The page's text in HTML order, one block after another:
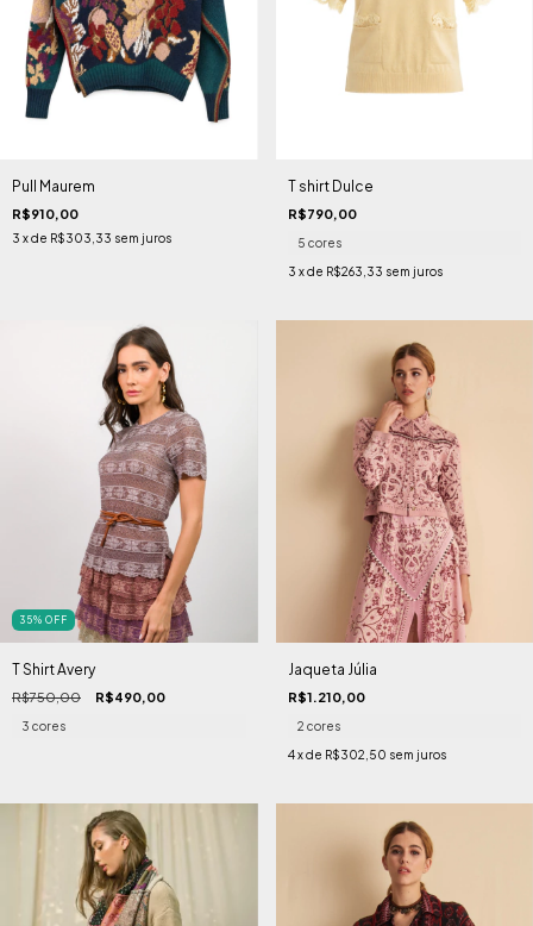
Pull Maurem
R$910,00
3 x de R$303,33 sem juros
T shirt Dulce
R$790,00
5 cores
3 x de R$263,33 sem juros
35% OFF
T Shirt Avery
R$750,00 R$490,00
3 cores
Jaqueta Júlia
R$1.210,00
2 cores
4 x de R$302,50 sem juros